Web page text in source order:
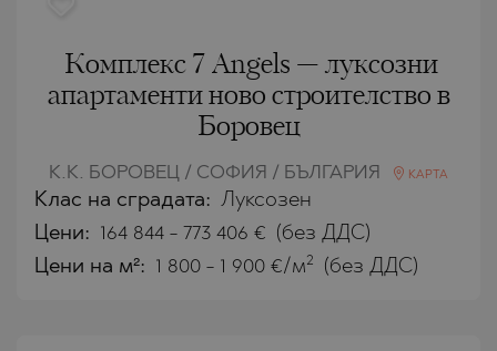
Комплекс 7 Angels — луксозни
апартаменти ново строителство в
Боровец
К.К. БОРОВЕЦ / СОФИЯ / БЪЛГАРИЯ КАРТА
Клас на сградата: Луксозен
Цени: 164 844 - 773 406 € (без ДДС)
Цени на м²: 1 800 - 1 900 €/м2 (без ДДС)